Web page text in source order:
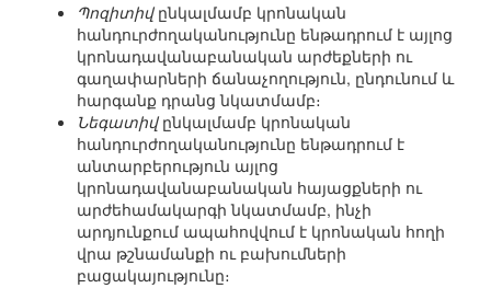
Պոզիտիվընկալմամբ կրոնական
հանդուրժողականությունը ենթադրում է այլոց
կրոնադավանաբանական արժեքների ու
գաղափարների ճանաչողություն, ընդունում և
հարգանք դրանց նկատմամբ։
Նեգատիվընկալմամբ կրոնական
հանդուրժողականությունը ենթադրում է
անտարբերություն այլոց
կրոնադավանաբանական հայացքների ու
արժեհամակարգի նկատմամբ, ինչի
արդյունքում ապահովվում է կրոնական հողի
վրա թշնամանքի ու բախումների
բացակայությունը։